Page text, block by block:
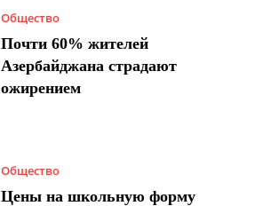
Общество
Почти 60% жителей
Азербайджана страдают
ожирением
Общество
Цены на школьную форму